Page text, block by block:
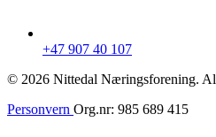
+47 907 40 107
© 2026 Nittedal Næringsforening.
Personvern Org.nr: 985 689 415